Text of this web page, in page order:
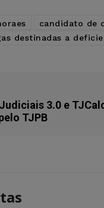
candidato de
destinadas a
3.0 e
TJPB